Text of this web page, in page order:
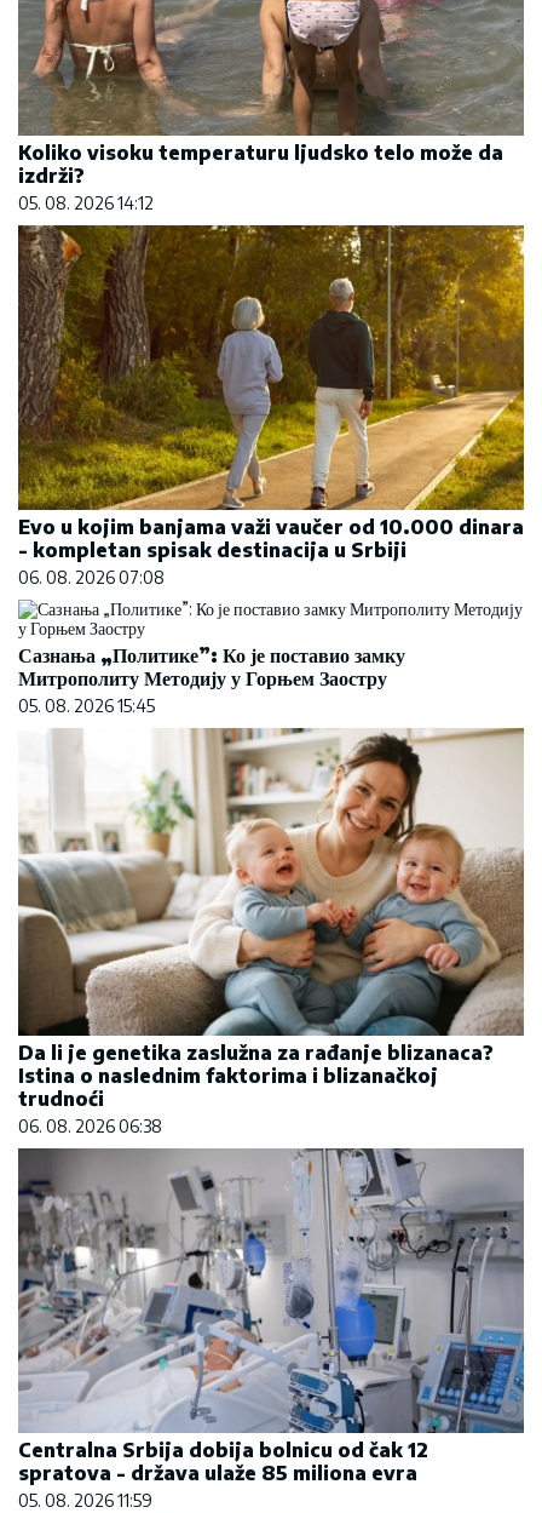
Koliko visoku temperaturu ljudsko telo može da
izdrži?
05. 08. 2026 14:12
Evo u kojim banjama važi vaučer od 10.000 dinara
- kompletan spisak destinacija u Srbiji
06. 08. 2026 07:08
Сазнања „Политике”: Ко је поставио замку
Митрополиту Методију у Горњем Заостру
05. 08. 2026 15:45
Da li je genetika zaslužna za rađanje blizanaca?
Istina o naslednim faktorima i blizanačkoj
trudnoći
06. 08. 2026 06:38
Centralna Srbija dobija bolnicu od čak 12
spratova - država ulaže 85 miliona evra
05. 08. 2026 11:59